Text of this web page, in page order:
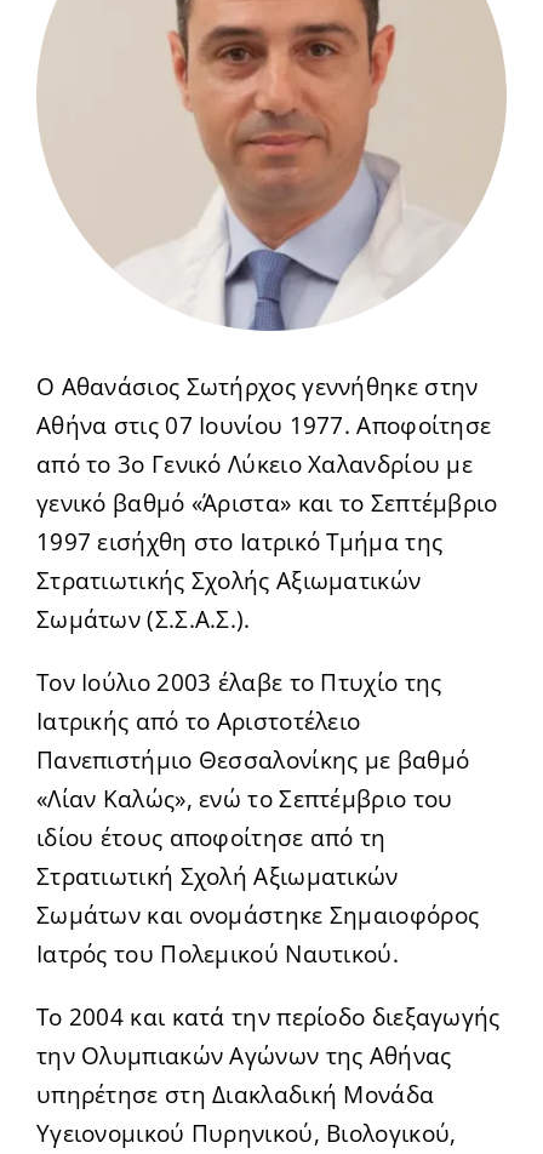
Ο Αθανάσιος Σωτήρχος γεννήθηκε στην
Αθήνα στις 07 Ιουνίου 1977. Αποφοίτησε
από το 3ο Γενικό Λύκειο Χαλανδρίου με
γενικό βαθμό «Άριστα» και το Σεπτέμβριο
1997 εισήχθη στο Ιατρικό Τμήμα της
Στρατιωτικής Σχολής Αξιωματικών
Σωμάτων (Σ.Σ.Α.Σ.).
Τον Ιούλιο 2003 έλαβε το Πτυχίο της
Ιατρικής από το Αριστοτέλειο
Πανεπιστήμιο Θεσσαλονίκης με βαθμό
«Λίαν Καλώς», ενώ το Σεπτέμβριο του
ιδίου έτους αποφοίτησε από τη
Στρατιωτική Σχολή Αξιωματικών
Σωμάτων και ονομάστηκε Σημαιοφόρος
Ιατρός του Πολεμικού Ναυτικού.
Το 2004 και κατά την περίοδο διεξαγωγής
την Ολυμπιακών Αγώνων της Αθήνας
υπηρέτησε στη Διακλαδική Μονάδα
Υγειονομικού Πυρηνικού, Βιολογικού,